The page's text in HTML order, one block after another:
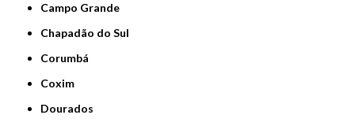
Campo Grande
Chapadão do Sul
Corumbá
Coxim
Dourados